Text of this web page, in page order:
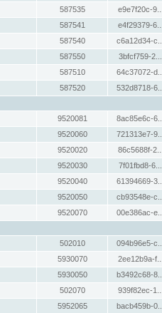
587535 e9e7f20c-9...
587541 e4f29379-6...
587540 c6a12d34-c...
587550 3bfcf759-2...
587510 64c37072-d...
587520 532d8718-6...
9520081 8ac85e6c-6...
9520060 721313e7-9...
9520020 86c5688f-2...
9520030 7f01fbd8-6...
9520040 61394669-3...
9520050 cb93548e-c...
9520070 00e386ac-e...
502010 094b96e5-c...
5930070 2ee12b9a-f...
5930050 b3492c68-8...
502070 939f82ec-1...
5952065 bacb459b-0...